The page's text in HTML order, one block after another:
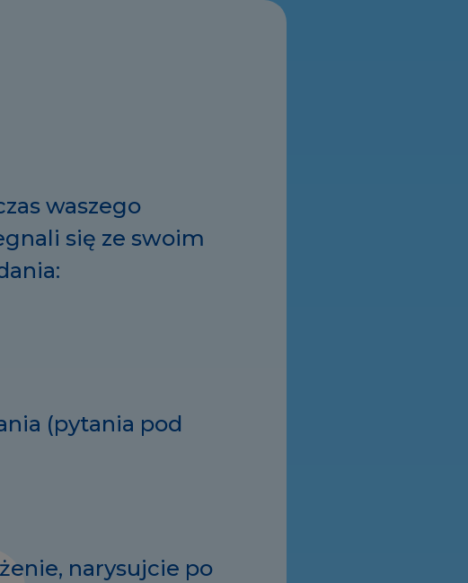
waszego
się ze swoim
(pytania pod
narysujcie po